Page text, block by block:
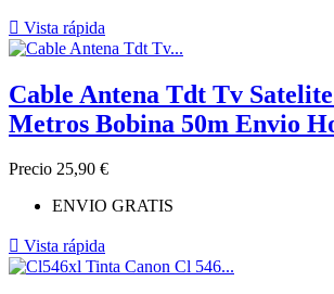
 Vista rápida
Cable Antena Tdt Tv
Metros Bobina 50m Envio
Precio 25,90 €
ENVIO GRATIS
 Vista rápida